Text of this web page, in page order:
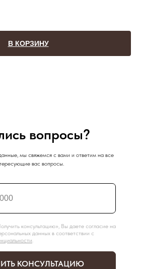
В КОРЗИНУ
вопросы?
мы свяжемся с вами и ответим на все
вас вопросы.
консультацию», Вы даете согласие на
данных в соответствии с
КОНСУЛЬТАЦИЮ